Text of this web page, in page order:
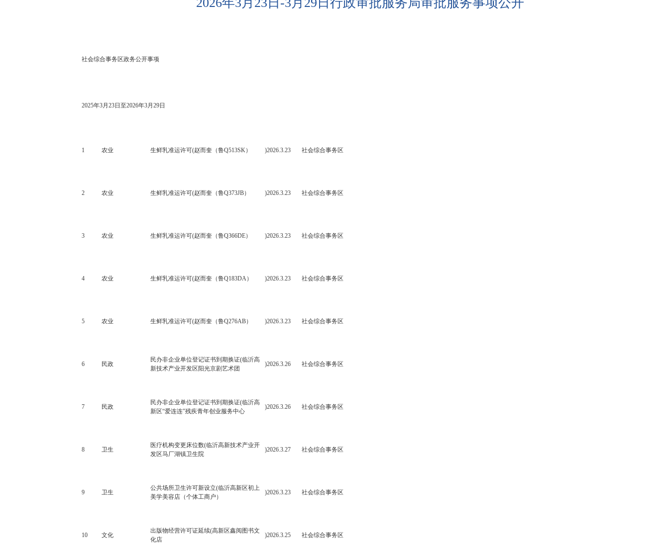
社会综合事务区政务公开事项
2025年3月 23日至2026年3月 29日
1 农业 生鲜乳准运许可(赵而奎（鲁Q513SK） )2026.3.23 社会综合事务区
2 农业 生鲜乳准运许可(赵而奎（鲁Q373JB） )2026.3.23 社会综合事务区
3 农业 生鲜乳准运许可(赵而奎（鲁Q366DE） )2026.3.23 社会综合事务区
4 农业 生鲜乳准运许可(赵而奎（鲁Q183DA） )2026.3.23 社会综合事务区
5 农业 生鲜乳准运许可(赵而奎（鲁Q276AB） )2026.3.23 社会综合事务区
6 民政
民办非企业单位登记证书到期换证(临沂高
新技术产业开发区阳光京剧艺术团
)2026.3.26 社会综合事务区
7 民政
民办非企业单位登记证书到期换证(临沂高
新区“爱连连”残疾青年创业服务中心
)2026.3.26 社会综合事务区
8 卫生
医疗机构变更床位数(临沂高新技术产业开
发区马厂湖镇卫生院
)2026.3.27 社会综合事务区
9 卫生
公共场所卫生许可新设立(临沂高新区初上
美学美容店（个体工商户）
)2026.3.23 社会综合事务区
10 文化
出版物经营许可证延续(高新区鑫阅图书文
化店
)2026.3.25 社会综合事务区